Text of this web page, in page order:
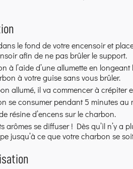
le fond de votre encensoir et
afin de ne pas brûler le support.
à l’aide d’une allumette en
à votre guise sans vous brûler.
allumé, il va commencer à crépiter
se consumer pendant 5 minutes au
résine d’encens sur le charbon.
arômes se diffuser ! Dès qu’il n’y a
jusqu’à ce que votre charbon se